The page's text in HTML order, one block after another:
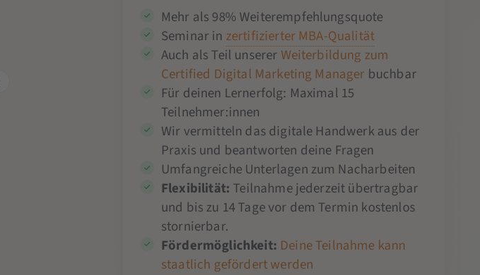
Mehr als 98% Weiterempfehlungsquote
Seminar in zertifizierter MBA-Qualität
Auch als Teil unsererWeiterbildung zum
Certified Digital Marketing Manager buchbar
Für deinen Lernerfolg: Maximal 15
Teilnehmer:innen
Wir vermitteln das digitale Handwerk aus der
Praxis und beantworten deine Fragen
Umfangreiche Unterlagen zum Nacharbeiten
Flexibilität:Teilnahme jederzeit übertragbar
und bis zu 14 Tage vor dem Termin kostenlos
stornierbar.
Fördermöglichkeit: Deine Teilnahme kann
staatlich gefördert werden